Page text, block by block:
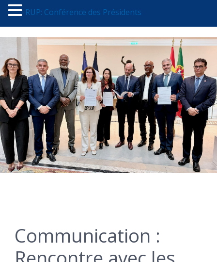
Communication :
RUP: Conférence des Présidents